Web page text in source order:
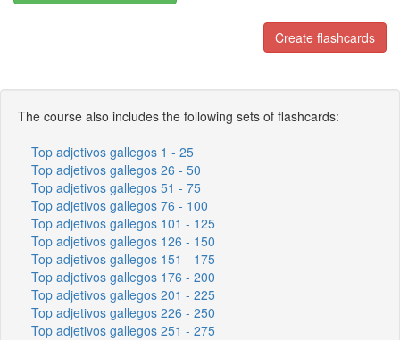
Create flashcards
The course also includes the following sets of flashcards:
Top adjetivos gallegos 1 - 25
Top adjetivos gallegos 26 - 50
Top adjetivos gallegos 51 - 75
Top adjetivos gallegos 76 - 100
Top adjetivos gallegos 101 - 125
Top adjetivos gallegos 126 - 150
Top adjetivos gallegos 151 - 175
Top adjetivos gallegos 176 - 200
Top adjetivos gallegos 201 - 225
Top adjetivos gallegos 226 - 250
Top adjetivos gallegos 251 - 275